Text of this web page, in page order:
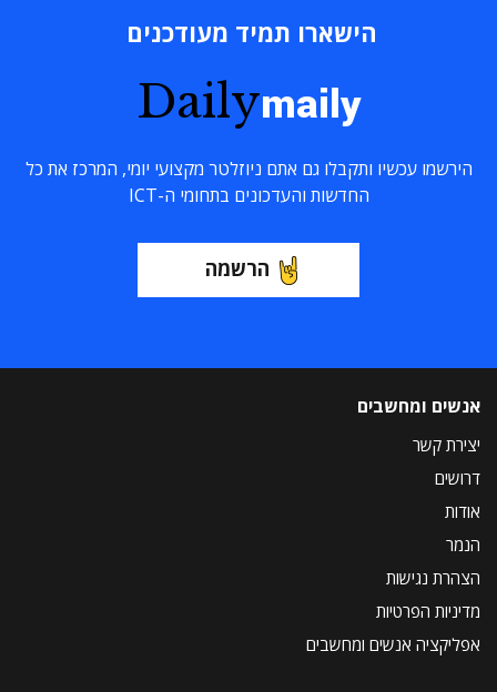
הישארו תמיד מעודכנים
Dailymaily
הירשמו עכשיו ותקבלו גם אתם ניוזלטר מקצועי יומי, המרכז את כל
החדשות והעדכונים בתחומי ה-ICT
הרשמה
אנשים ומחשבים
יצירת קשר
דרושים
אודות
הנמר
הצהרת נגישות
מדיניות הפרטיות
אפליקציה אנשים ומחשבים